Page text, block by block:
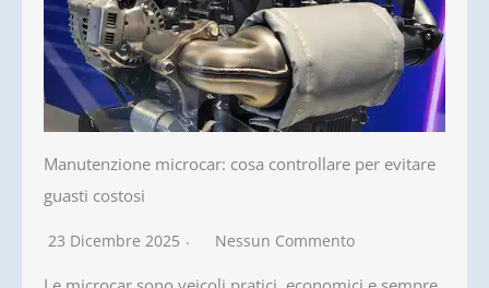
Manutenzione microcar: cosa controllare per evitare
guasti costosi
23 Dicembre 2025 Nessun Commento